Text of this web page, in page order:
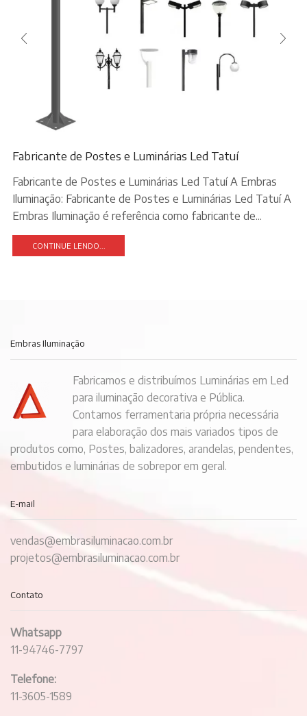
Fabricante de Postes e Luminárias Led Tatuí
Fabricante de Postes e Luminárias Led Tatuí A Embras
Iluminação: Fabricante de Postes e Luminárias Led Tatuí A
Embras Iluminação é referência como fabricante de...
CONTINUE LENDO...
Embras Iluminação
Fabricamos e distribuímos Luminárias em Led
para iluminação decorativa e Pública.
Contamos ferramentaria própria necessária
para elaboração dos mais variados tipos de
produtos como, Postes, balizadores, arandelas, pendentes,
embutidos e luminárias de sobrepor em geral.
E-mail
vendas@embrasiluminacao.com.br
projetos@embrasiluminacao.com.br
Contato
Whatsapp
11-94746-7797
Telefone:
11-3605-1589